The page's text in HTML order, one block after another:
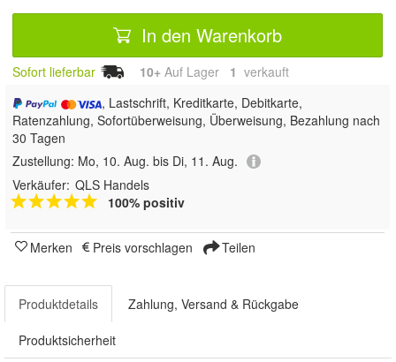
In den Warenkorb
Sofort lieferbar 10+ Auf Lager 1 verkauft
, Lastschrift, Kreditkarte, Debitkarte,
Ratenzahlung, Sofortüberweisung, Überweisung, Bezahlung nach
30 Tagen
Zustellung: Mo, 10. Aug. bis Di, 11. Aug.
Verkäufer: QLS Handels
100% positiv
Merken Preis vorschlagen Teilen
Produktdetails Zahlung, Versand & Rückgabe
Produktsicherheit